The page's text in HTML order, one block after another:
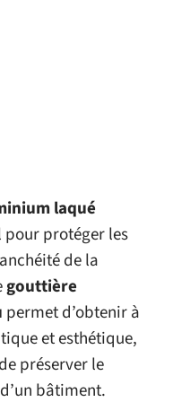
laqué
pour protéger les
de la
gouttière
permet d’obtenir à
et esthétique,
préserver le
bâtiment.